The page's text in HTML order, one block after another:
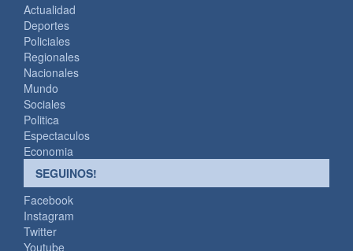
Actualidad
Deportes
Policiales
Regionales
Nacionales
Mundo
Sociales
Politica
Espectaculos
Economia
SEGUINOS!
Facebook
Instagram
Twitter
Youtube